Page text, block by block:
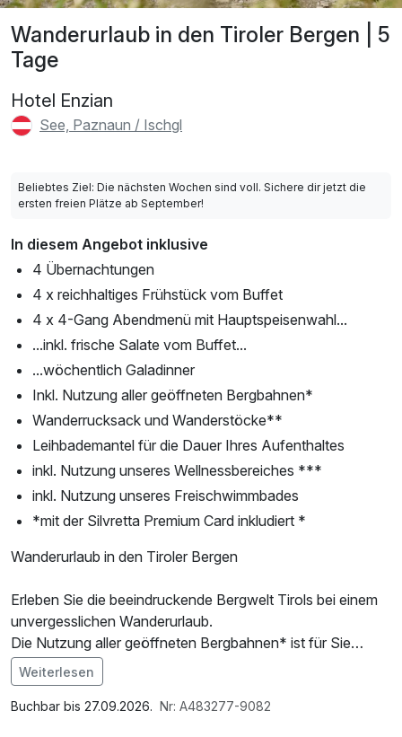
Wanderurlaub in den Tiroler Bergen | 5
Tage
Hotel Enzian
See, Paznaun / Ischgl
Beliebtes Ziel: Die nächsten Wochen sind voll. Sichere dir jetzt die
ersten freien Plätze ab September!
In diesem Angebot inklusive
4 Übernachtungen
4 x reichhaltiges Frühstück vom Buffet
4 x 4-Gang Abendmenü mit Hauptspeisenwahl...
...inkl. frische Salate vom Buffet...
...wöchentlich Galadinner
Inkl. Nutzung aller geöffneten Bergbahnen*
Wanderrucksack und Wanderstöcke**
Leihbademantel für die Dauer Ihres Aufenthaltes
inkl. Nutzung unseres Wellnessbereiches ***
inkl. Nutzung unseres Freischwimmbades
*mit der Silvretta Premium Card inkludiert *
Wanderurlaub in den Tiroler Bergen
Erleben Sie die beeindruckende Bergwelt Tirols bei einem
unvergesslichen Wanderurlaub.
Die Nutzung aller geöffneten Bergbahnen* ist für Sie
inkludiert,
ebenso wie Wanderstöcke und ein Wanderrucksack, die
Ihnen für die Dauer Ihres Aufenthalts zur Verfügung
Im Angebot enthalten
Parkplatz, W-LAN Nutzung / Internetnutzung
Weiterlesen
Buchbar bis 27.09.2026. Nr: A483277-9082